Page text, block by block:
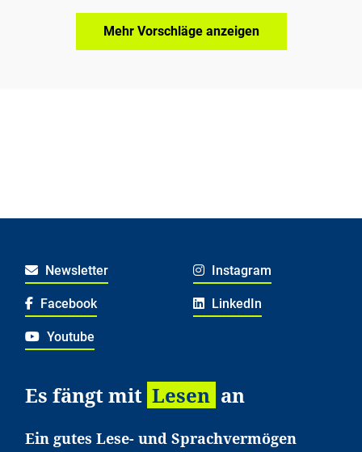
Mehr Vorschläge anzeigen
Newsletter Instagram
Facebook LinkedIn
Youtube
Es fängt mit Lesen an
Ein gutes Lese- und Sprachvermögen